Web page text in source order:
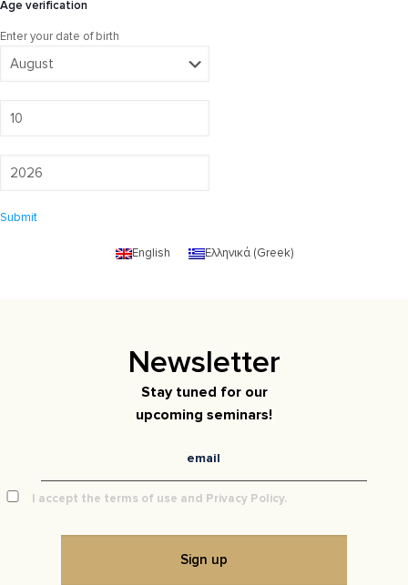
Newsletter
Stay tuned for our
upcoming seminars!
I accept the terms of use and Privacy Policy.
Age verification
Enter your date of birth
Submit
English Ελληνικά(Greek)